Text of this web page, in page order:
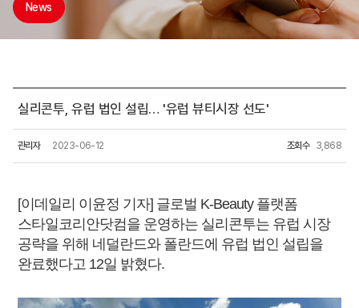
News
실리콘투, 유럽 법인 설립… '유럽 뷰티시장 선도'
관리자 2023-06-12 조회수 3,868
[이데일리 이윤정 기자] 글로벌 K-Beauty 플랫폼
스타일코리안닷컴을 운영하는 실리콘투는 유럽 시장
공략을 위해 네덜란드와 폴란드에 유럽 법인 설립을
완료했다고 12일 밝혔다.